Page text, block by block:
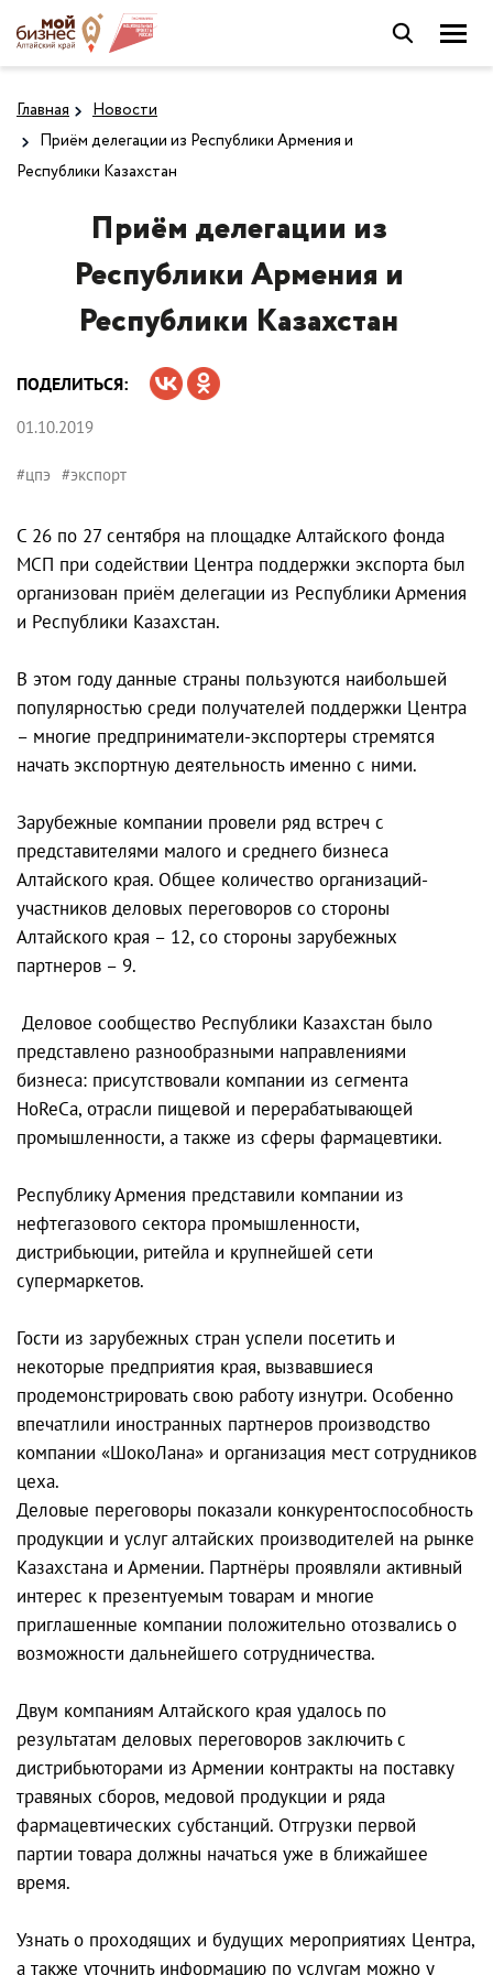
Главная
Новости
Приём делегации из Республики Армения и
Республики Казахстан
Приём делегации из
Республики Армения и
Республики Казахстан
ПОДЕЛИТЬСЯ:
01.10.2019
#цпэ #экспорт
С 26 по 27 сентября на площадке Алтайского фонда
МСП при содействии Центра поддержки экспорта был
организован приём делегации из Республики Армения
и Республики Казахстан.
В этом году данные страны пользуются наибольшей
популярностью среди получателей поддержки Центра
– многие предприниматели-экспортеры стремятся
начать экспортную деятельность именно с ними.
Зарубежные компании провели ряд встреч с
представителями малого и среднего бизнеса
Алтайского края. Общее количество организаций-
участников деловых переговоров со стороны
Алтайского края – 12, со стороны зарубежных
партнеров – 9.
Деловое сообщество Республики Казахстан было
представлено разнообразными направлениями
бизнеса: присутствовали компании из сегмента
HoReCa, отрасли пищевой и перерабатывающей
промышленности, а также из сферы фармацевтики.
Республику Армения представили компании из
нефтегазового сектора промышленности,
дистрибьюции, ритейла и крупнейшей сети
супермаркетов.
Гости из зарубежных стран успели посетить и
некоторые предприятия края, вызвавшиеся
продемонстрировать свою работу изнутри. Особенно
впечатлили иностранных партнеров производство
компании «ШокоЛана» и организация мест сотрудников
цеха.
Деловые переговоры показали конкурентоспособность
продукции и услуг алтайских производителей на рынке
Казахстана и Армении. Партнёры проявляли активный
интерес к презентуемым товарам и многие
приглашенные компании положительно отозвались о
возможности дальнейшего сотрудничества.
Двум компаниям Алтайского края удалось по
результатам деловых переговоров заключить с
дистрибьюторами из Армении контракты на поставку
травяных сборов, медовой продукции и ряда
фармацевтических субстанций. Отгрузки первой
партии товара должны начаться уже в ближайшее
время.
Узнать о проходящих и будущих мероприятиях Центра,
а также уточнить информацию по услугам можно у